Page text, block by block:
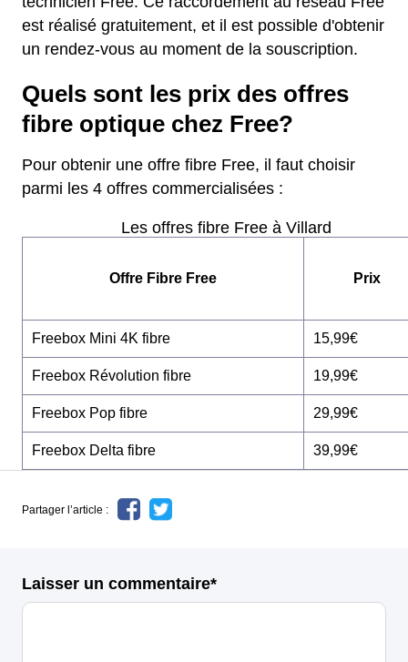
est réalisé gratuitement, et il est possible d'obtenir
un rendez-vous au moment de la souscription.
Quels sont les prix des offres
fibre optique chez Free?
Pour obtenir une offre fibre Free, il faut choisir
parmi les 4 offres commercialisées :
Les offres fibre Free à Villard
Offre Fibre Free Prix
Freebox Mini 4K fibre 15,99€
Freebox Révolution fibre 19,99€
Freebox Pop fibre 29,99€
Freebox Delta fibre 39,99€
Partager l’article :
Laisser un commentaire*